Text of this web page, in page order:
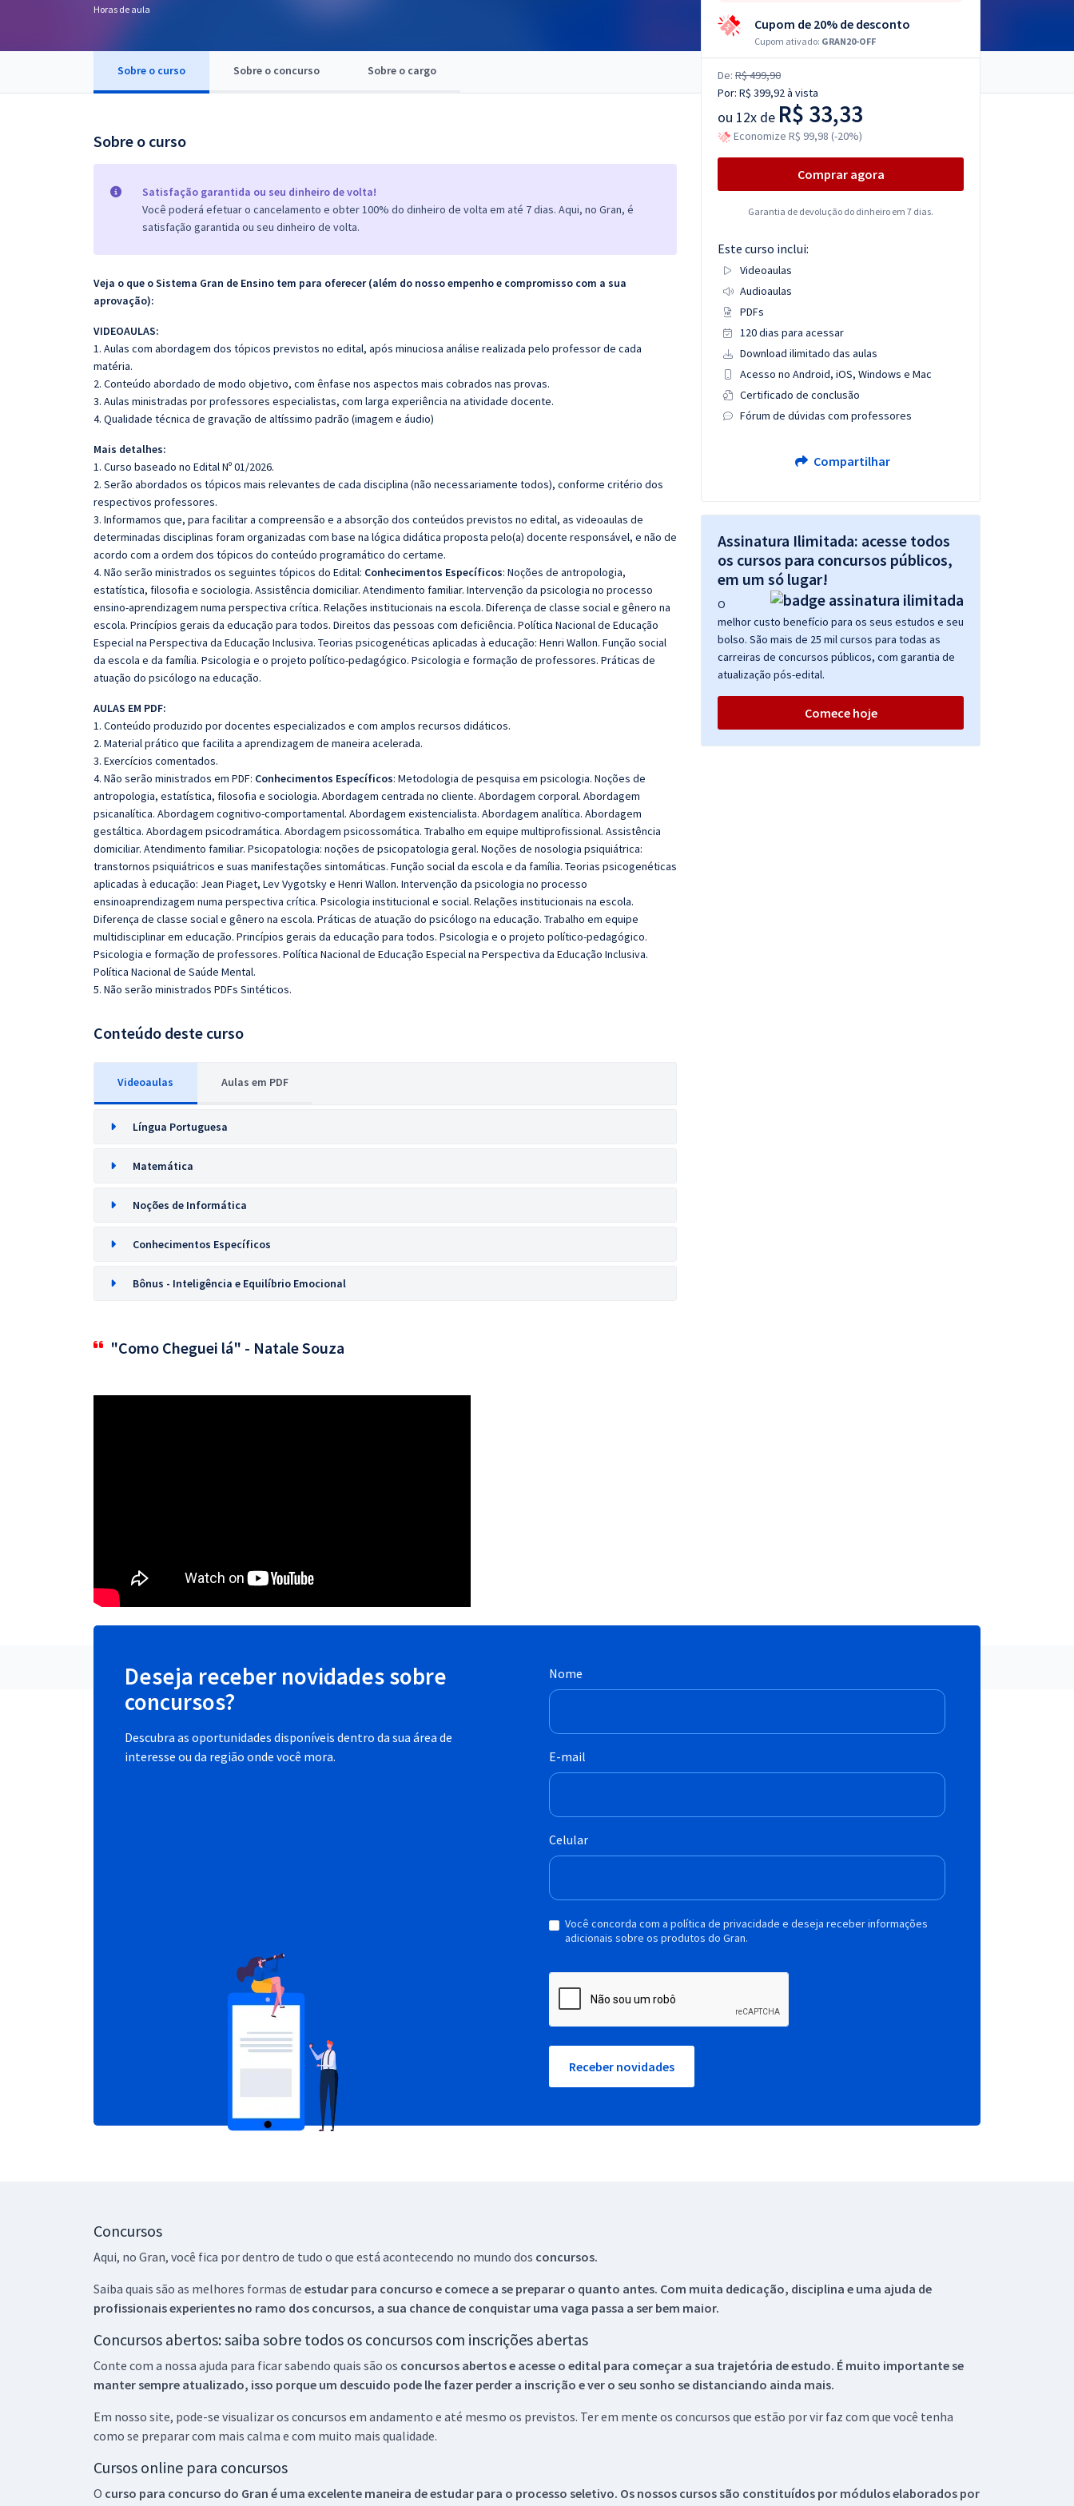
OAB
Questões grátis
Conteúdo gratuito
Horas de aula
Sobre o curso Sobre o concurso Sobre o cargo
Sobre o curso
Satisfação garantida ou seu dinheiro de volta!
Você poderá efetuar o cancelamento e obter 100% do dinheiro de volta em até 7 dias. Aqui, no Gran, é
satisfação garantida ou seu dinheiro de volta.
Veja o que o Sistema Gran de Ensino tem para oferecer (além do nosso empenho e compromisso com a sua
aprovação):
VIDEOAULAS:
1. Aulas com abordagem dos tópicos previstos no edital, após minuciosa análise realizada pelo professor de cada
matéria.
2. Conteúdo abordado de modo objetivo, com ênfase nos aspectos mais cobrados nas provas.
3. Aulas ministradas por professores especialistas, com larga experiência na atividade docente.
4. Qualidade técnica de gravação de altíssimo padrão (imagem e áudio)
Mais detalhes:
1. Curso baseado no Edital Nº 01/2026.
2. Serão abordados os tópicos mais relevantes de cada disciplina (não necessariamente todos), conforme critério dos
respectivos professores.
3. Informamos que, para facilitar a compreensão e a absorção dos conteúdos previstos no edital, as videoaulas de
determinadas disciplinas foram organizadas com base na lógica didática proposta pelo(a) docente responsável, e não de
acordo com a ordem dos tópicos do conteúdo programático do certame.
4. Não serão ministrados os seguintes tópicos do Edital: Conhecimentos Específicos: Noções de antropologia,
estatística, filosofia e sociologia. Assistência domiciliar. Atendimento familiar. Intervenção da psicologia no processo
ensino-aprendizagem numa perspectiva crítica. Relações institucionais na escola. Diferença de classe social e gênero na
escola. Princípios gerais da educação para todos. Direitos das pessoas com deficiência. Política Nacional de Educação
Especial na Perspectiva da Educação Inclusiva. Teorias psicogenéticas aplicadas à educação: Henri Wallon. Função social
da escola e da família. Psicologia e o projeto político-pedagógico. Psicologia e formação de professores. Práticas de
atuação do psicólogo na educação.
AULAS EM PDF:
1. Conteúdo produzido por docentes especializados e com amplos recursos didáticos.
2. Material prático que facilita a aprendizagem de maneira acelerada.
3. Exercícios comentados.
4. Não serão ministrados em PDF: Conhecimentos Específicos: Metodologia de pesquisa em psicologia. Noções de
antropologia, estatística, filosofia e sociologia. Abordagem centrada no cliente. Abordagem corporal. Abordagem
psicanalítica. Abordagem cognitivo-comportamental. Abordagem existencialista. Abordagem analítica. Abordagem
gestáltica. Abordagem psicodramática. Abordagem psicossomática. Trabalho em equipe multiprofissional. Assistência
domiciliar. Atendimento familiar. Psicopatologia: noções de psicopatologia geral. Noções de nosologia psiquiátrica:
transtornos psiquiátricos e suas manifestações sintomáticas. Função social da escola e da família. Teorias psicogenéticas
aplicadas à educação: Jean Piaget, Lev Vygotsky e Henri Wallon. Intervenção da psicologia no processo
ensinoaprendizagem numa perspectiva crítica. Psicologia institucional e social. Relações institucionais na escola.
Diferença de classe social e gênero na escola. Práticas de atuação do psicólogo na educação. Trabalho em equipe
multidisciplinar em educação. Princípios gerais da educação para todos. Psicologia e o projeto político-pedagógico.
Psicologia e formação de professores. Política Nacional de Educação Especial na Perspectiva da Educação Inclusiva.
Política Nacional de Saúde Mental.
5. Não serão ministrados PDFs Sintéticos.
Conteúdo deste curso
Videoaulas Aulas em PDF
Língua Portuguesa
Matemática
Noções de Informática
Conhecimentos Específicos
Bônus - Inteligência e Equilíbrio Emocional
"Como Cheguei lá" - Natale Souza
Cupom de 20% de desconto
Cupom ativado: GRAN20-OFF
De: R$ 499,90
Por: R$ 399,92à vista
ou 12x de R$ 33,33
Economize R$ 99,98 (-20%)
Comprar agora
Garantia de devolução do dinheiro em 7 dias.
Este curso inclui:
Videoaulas
Audioaulas
PDFs
120 dias para acessar
Download ilimitado das aulas
Acesso no Android, iOS, Windows e Mac
Certificado de conclusão
Fórum de dúvidas com professores
Compartilhar
Assinatura Ilimitada: acesse todos
os cursos para concursos públicos,
em um só lugar!
O
melhor custo benefício para os seus estudos e seu
bolso. São mais de 25 mil cursos para todas as
carreiras de concursos públicos, com garantia de
atualização pós-edital.
Comece hoje
Deseja receber novidades sobre
concursos?
Descubra as oportunidades disponíveis dentro da sua área de
interesse ou da região onde você mora.
Nome
E-mail
Celular
Você concorda com a política de privacidade e deseja receber informações
adicionais sobre os produtos do Gran.
Receber novidades
Concursos
Aqui, no Gran, você fica por dentro de tudo o que está acontecendo no mundo dos concursos.
Saiba quais são as melhores formas de estudar para concurso e comece a se preparar o quanto antes. Com muita dedicação, disciplina e uma ajuda de
profissionais experientes no ramo dos concursos, a sua chance de conquistar uma vaga passa a ser bem maior.
Concursos abertos: saiba sobre todos os concursos com inscrições abertas
Conte com a nossa ajuda para ficar sabendo quais são os concursos abertos e acesse o edital para começar a sua trajetória de estudo. É muito importante se
manter sempre atualizado, isso porque um descuido pode lhe fazer perder a inscrição e ver o seu sonho se distanciando ainda mais.
Em nosso site, pode-se visualizar os concursos em andamento e até mesmo os previstos. Ter em mente os concursos que estão por vir faz com que você tenha
como se preparar com mais calma e com muito mais qualidade.
Cursos online para concursos
O curso para concurso do Gran é uma excelente maneira de estudar para o processo seletivo. Os nossos cursos são constituídos por módulos elaborados por